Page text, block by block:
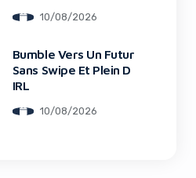
10/08/2026
Bumble Vers Un Futur
Sans Swipe Et Plein D
IRL
10/08/2026